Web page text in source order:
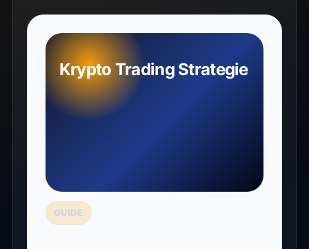
Krypto Trading Strategie
GUIDE